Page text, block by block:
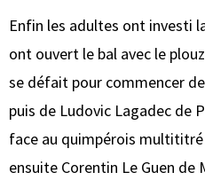
Enfin les adultes ont investi
ont ouvert le bal avec le
se défait pour commencer
puis de Ludovic Lagadec de
face au quimpérois multititré
ensuite Corentin Le Guen de